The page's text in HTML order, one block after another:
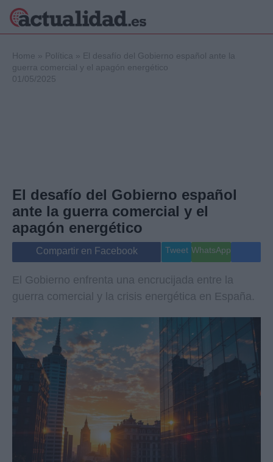
Internacional
Viajes
Gente
Musica
Home » Política » El desafío del Gobierno español ante la
guerra comercial y el apagón energético
01/05/2025
El desafío del Gobierno español
ante la guerra comercial y el
apagón energético
Compartir en Facebook Tweet WhatsApp
El Gobierno enfrenta una encrucijada entre la
guerra comercial y la crisis energética en España.